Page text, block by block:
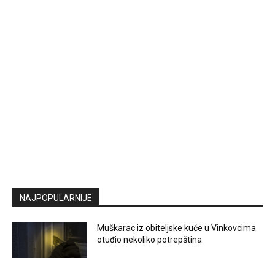
NAJPOPULARNIJE
Muškarac iz obiteljske kuće u Vinkovcima
otuđio nekoliko potrepština